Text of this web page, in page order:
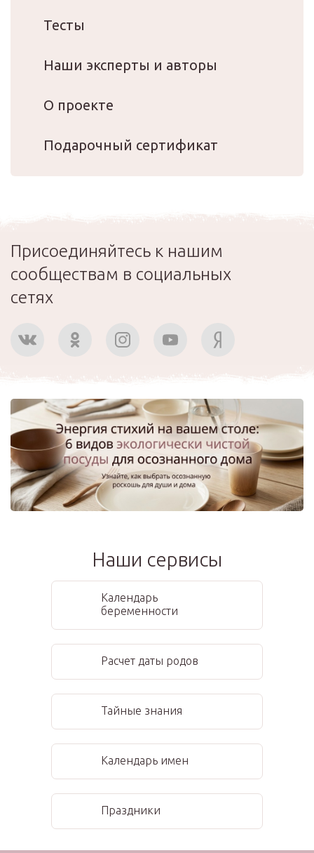
Тесты
Наши эксперты и авторы
О проекте
Подарочный сертификат
Присоединяйтесь к нашим
сообществам в социальных
сетях
Наши сервисы
Календарь
беременности
Расчет даты родов
Тайные знания
Календарь имен
Праздники